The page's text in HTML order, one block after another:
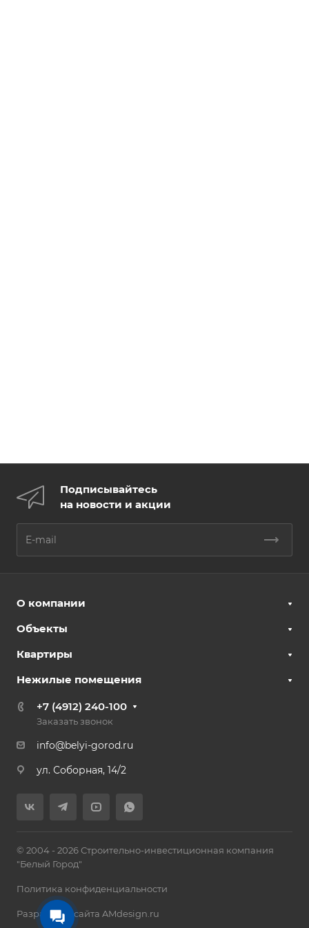
Подписывайтесь
на новости и акции
О компании
Объекты
Квартиры
Нежилые помещения
+7 (4912) 240-100
Заказать звонок
info@belyi-gorod.ru
ул. Соборная, 14/2
© 2004 - 2026 Строительно-инвестиционная компания
"Белый Город"
Политика конфиденциальности
Разработка сайта AMdesign.ru